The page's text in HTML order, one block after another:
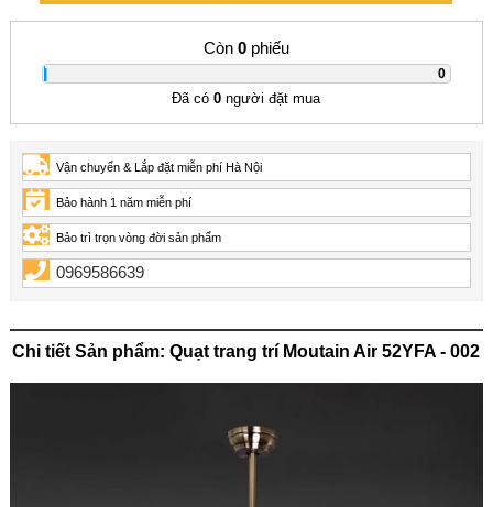
Còn 0phiếu
0
Đã có0 người đặt mua
Vận chuyển & Lắp đặt miễn phí Hà Nội
Bảo hành 1 năm miễn phí
Bảo trì trọn vòng đời sản phẩm
0969586639
Chi tiết Sản phẩm: Quạt trang trí Moutain Air 52YFA - 002